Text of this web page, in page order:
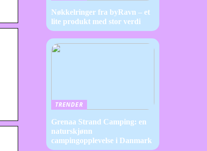
Nøkkelringer fra byRavn – et
lite produkt med stor verdi
TRENDER
Grenaa Strand Camping: en
naturskjønn
campingopplevelse i Danmark